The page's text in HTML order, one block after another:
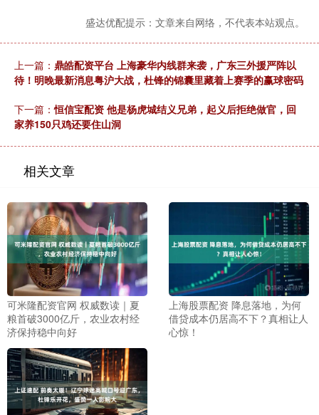
盛达优配提示：文章来自网络，不代表本站观点。
上一篇： 鼎皓配资平台 上海豪华内线群来袭，广东三外援严阵以
待！明晚最新消息粤沪大战，杜锋的锦囊里藏着上赛季的赢球密码
下一篇：恒信宝配资 他是杨虎城结义兄弟，起义后拒绝做官，回
家养150只鸡还要住山洞
相关文章
可米隆配资官网 权威数读｜夏
粮首破3000亿斤，农业农村经
济保持稳中向好
上海股票配资 降息落地，为何
借贷成本仍居高不下？真相让人
心惊！